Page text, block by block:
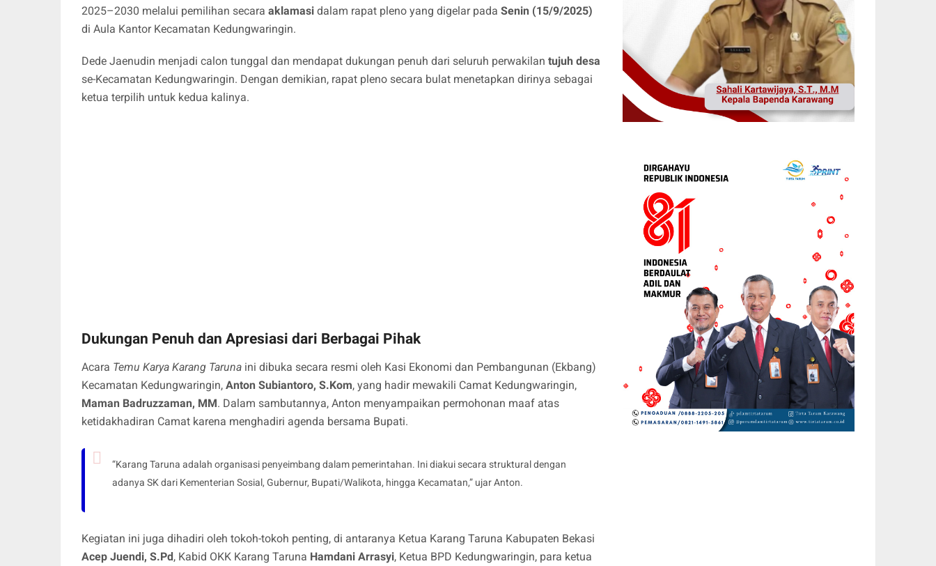
2025–2030 melalui pemilihan secara aklamasi dalam rapat pleno yang digelar pada Senin (15/9/2025)
di Aula Kantor Kecamatan Kedungwaringin.
Dede Jaenudin menjadi calon tunggal dan mendapat dukungan penuh dari seluruh perwakilan tujuh desa
se-Kecamatan Kedungwaringin. Dengan demikian, rapat pleno secara bulat menetapkan dirinya sebagai
ketua terpilih untuk kedua kalinya.
Dukungan Penuh dan Apresiasi dari Berbagai Pihak
Acara Temu Karya Karang Taruna ini dibuka secara resmi oleh Kasi Ekonomi dan Pembangunan (Ekbang)
Kecamatan Kedungwaringin, Anton Subiantoro, S.Kom, yang hadir mewakili Camat Kedungwaringin,
Maman Badruzzaman, MM. Dalam sambutannya, Anton menyampaikan permohonan maaf atas
ketidakhadiran Camat karena menghadiri agenda bersama Bupati.
“Karang Taruna adalah organisasi penyeimbang dalam pemerintahan. Ini diakui secara struktural dengan
adanya SK dari Kementerian Sosial, Gubernur, Bupati/Walikota, hingga Kecamatan,” ujar Anton.
Kegiatan ini juga dihadiri oleh tokoh-tokoh penting, di antaranya Ketua Karang Taruna Kabupaten Bekasi
Acep Juendi, S.Pd, Kabid OKK Karang Taruna Hamdani Arrasyi, Ketua BPD Kedungwaringin, para ketua